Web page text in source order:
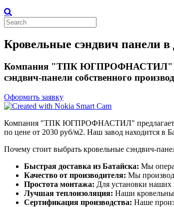
Кровельные сэндвич панели в
Компания "ТПК ЮГПРОФНАСТИЛ"
сэндвич-панели собственного
Оформить заявку
Компания "ТПК ЮГПРОФНАСТИЛ" предлагает
по цене от 2030 руб/м2. Наш завод находится в
Почему стоит выбрать кровельные
Быстрая доставка из Батайска: Мы
Качество от производителя: Мы
Простота монтажа: Для установки наших
Лучшая теплоизоляция: Наши
Сертификация производства: Наше